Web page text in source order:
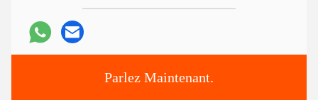
Parlez Maintenant.